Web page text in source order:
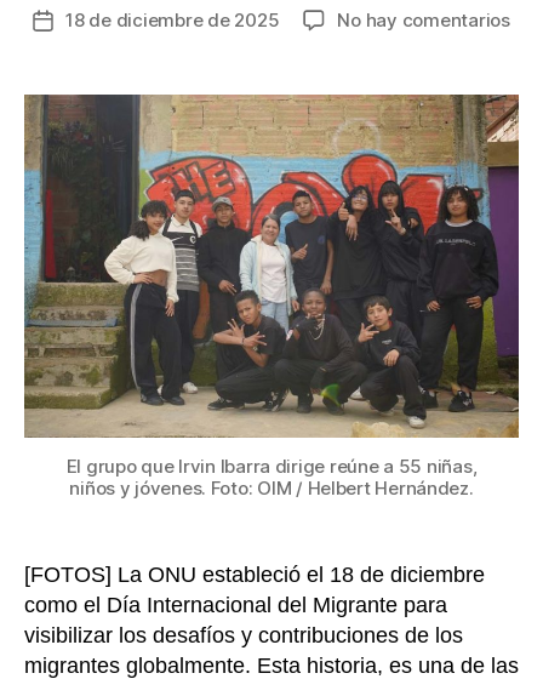
Fecha
entrada
18 de diciembre de 2025 No hay comentariosen
en
la
a
del
El grupo que Irvin Ibarra dirige reúne a 55 niñas,
niños y jóvenes. Foto: OIM / Helbert Hernández.
[FOTOS] La ONU estableció el 18 de diciembre
como el Día Internacional del Migrante para
visibilizar los desafíos y contribuciones de los
migrantes globalmente. Esta historia, es una de las